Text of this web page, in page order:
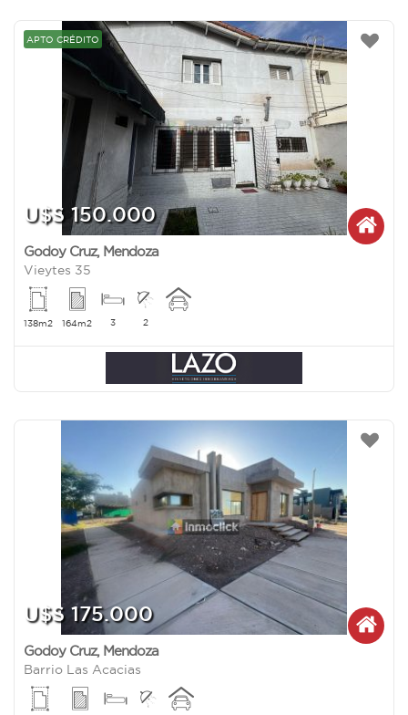
APTO CRÉDITO
U$S 150.000
Godoy Cruz, Mendoza
Vieytes 35
138m2 164m2 3 2
U$S 175.000
Godoy Cruz, Mendoza
Barrio Las Acacias